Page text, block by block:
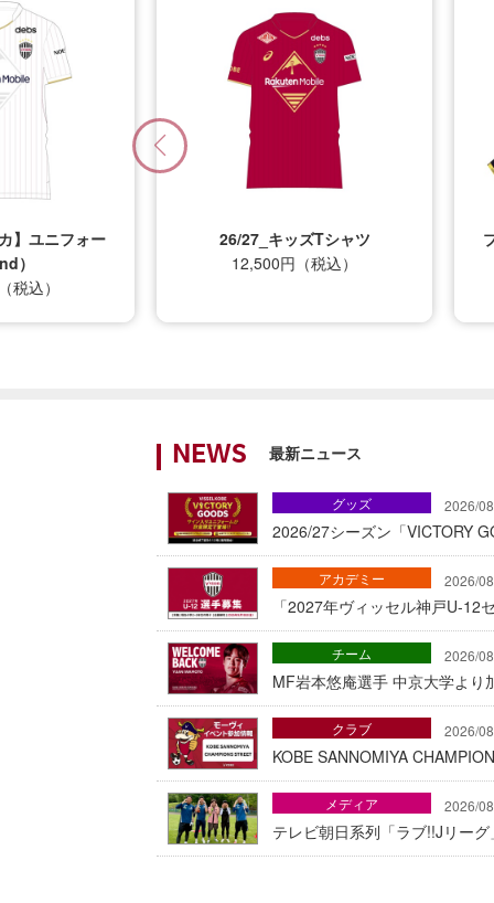
】ユニフォー
）
税込）
26/27_キッズTシャツ
12,500円（税込）
NEWS 最新ニュース
2026/
2026/27シーズン「VICTORY
グッズ
2026/
「2027年ヴィッセル神戸U-12
アカデミー
2026/
MF岩本悠庵選手 中京大学よ
チーム
2026/
KOBE SANNOMIYA
クラブ
2026/
テレビ朝日系列「ラブ!!Jリー
メディア